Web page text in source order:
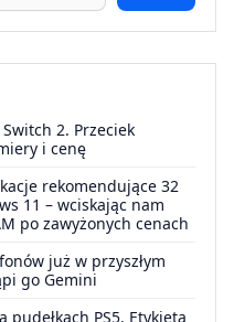
2. Przeciek
i cenę
rekomendujące 32
11 – wciskając nam
po zawyżonych cenach
już w przyszłym
go Gemini
PS5. Etykieta